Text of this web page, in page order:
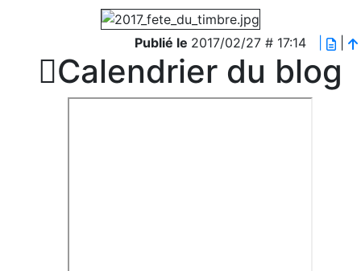
Publié le 2017/02/27 # 17:14
Calendrier du blog